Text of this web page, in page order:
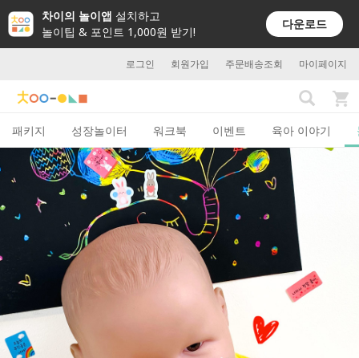
차이의 놀이앱 설치하고
놀이팁 & 포인트 1,000원 받기!
다운로드
로그인 회원가입 주문배송조회 마이페이지
패키지 성장놀이터 워크북 이벤트 육아 이야기